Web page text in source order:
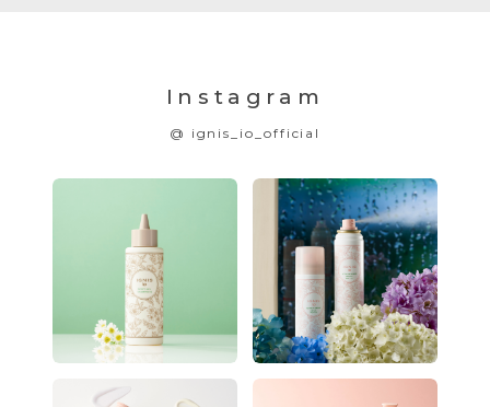
Instagram
@ ignis_io_official